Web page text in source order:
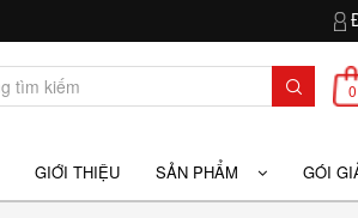
0
GIỚI THIỆU SẢN PHẨM GÓI